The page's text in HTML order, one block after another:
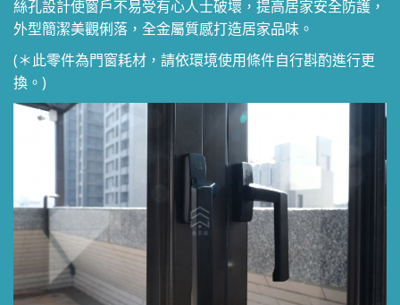
絲孔設計使窗戶不易受有心人士破壞，提高居家安全防護，
外型簡潔美觀俐落，全金屬質感打造居家品味。
(＊此零件為門窗耗材，請依環境使用條件自行斟酌進行更
換。)